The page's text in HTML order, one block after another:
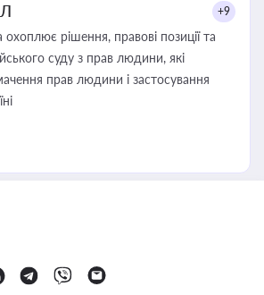
+9
охоплює рішення, правові позиції та
суду з прав людини, які
прав людини і застосування